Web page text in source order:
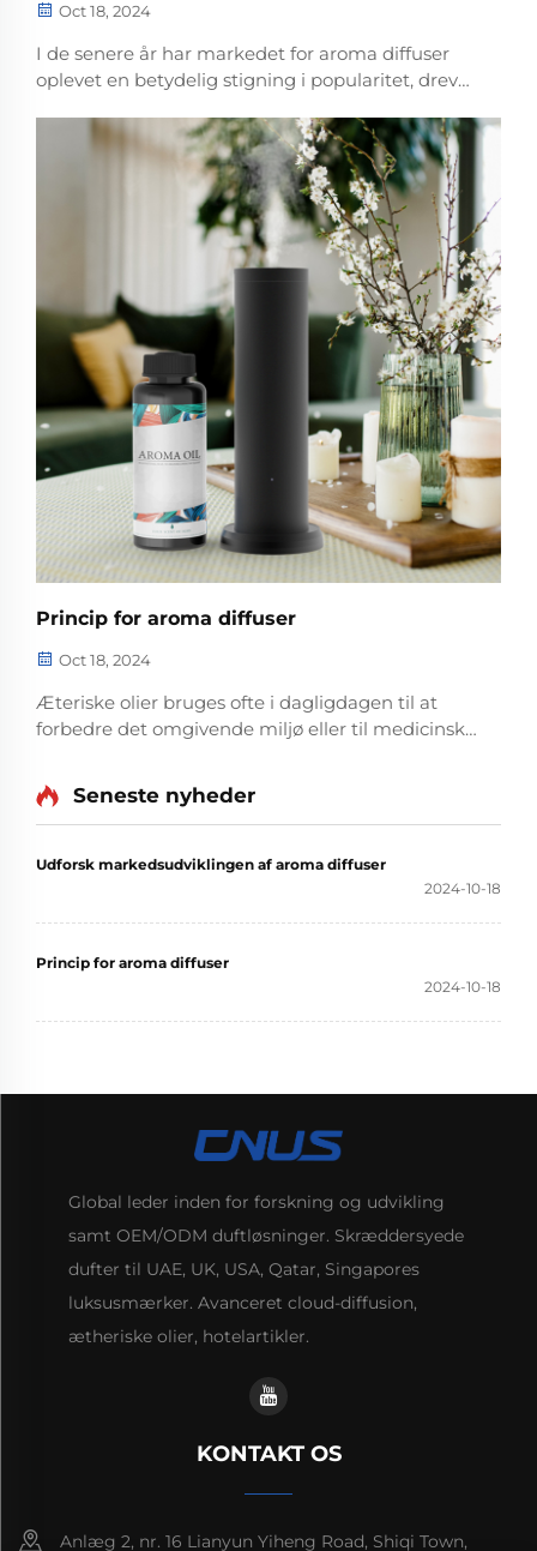
Oct 18, 2024
I de senere år har markedet for aroma diffuser
oplevet en betydelig stigning i popularitet, drevet
at skabe behagelige hjemmiljøer. Aroma diffuser,
også kendt som duft diffuser eller duft...
Princip for aroma diffuser
Oct 18, 2024
Æteriske olier bruges ofte i dagligdagen til at
forbedre det omgivende miljø eller til medicinsk
lugtbekæmpelse osv. En typisk måde at bruge
æteriske olier på er at putte dem i duftdiffusor.
Seneste nyheder
Udforsk markedsudviklingen af aroma diffuser
2024-10-18
Princip for aroma diffuser
2024-10-18
Global leder inden for forskning og udvikling
samt OEM/ODM duftløsninger. Skræddersyede
dufter til UAE, UK, USA, Qatar, Singapores
luksusmærker. Avanceret cloud-diffusion,
ætheriske olier, hotelartikler.
KONTAKT OS
Anlæg 2, nr. 16 Lianyun Yiheng Road, Shiqi Town,